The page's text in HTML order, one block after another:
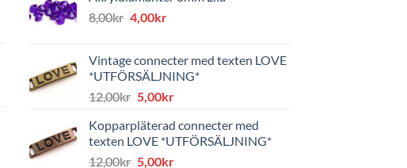
8,00kr Det
var:
8,00kr.
4,00krDet
är:
4,00kr.
Vintage connecter med texten LOVE
*UTFÖRSÄLJNING*
12,00kr Det
priset
var:
12,00kr.
5,00krDet
priset
är:
5,00kr.
Kopparpläterad connecter med
texten LOVE *UTFÖRSÄLJNING*
12,00kr Det
5,00krDet